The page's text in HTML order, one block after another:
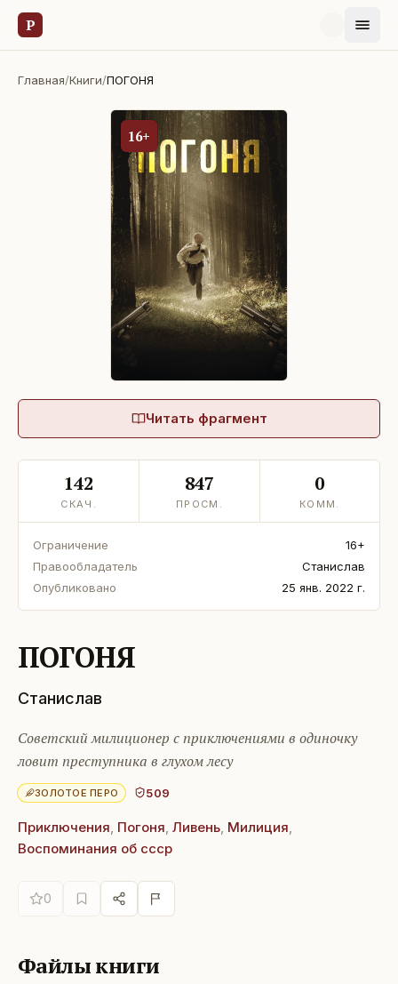
Р
Главная/Книги/ПОГОНЯ
16+
Читать фрагмент
142
СКАЧ.
847
ПРОСМ.
0
КОММ.
Ограничение
16+
Правообладатель
Станислав
Опубликовано
25 янв. 2022 г.
ПОГОНЯ
Станислав
Советский милиционер с приключениями в одиночку
ловит преступника в глухом лесу
ЗОЛОТОЕ ПЕРО 509
Приключения, Погоня, Ливень, Милиция,
Воспоминания об ссср
0
Файлы книги